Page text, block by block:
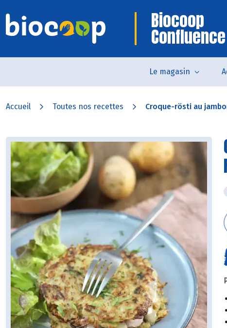
Biocoop
Confluence
Le magasin
Accueil Toutes nos recettes Croque-rösti au